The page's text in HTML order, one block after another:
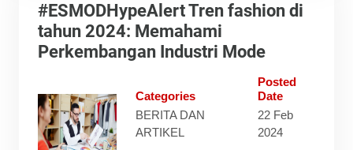
#ESMODHypeAlert Tren fashion di
tahun 2024: Memahami
Perkembangan Industri Mode
Categories
BERITA DAN
ARTIKEL
Posted
Date
22 Feb
2024